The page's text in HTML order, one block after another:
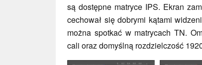
są dostępne matryce IPS. Ekran
cechował się dobrymi kątami
można spotkać w matrycach TN.
cali oraz domyślną rozdzielczość